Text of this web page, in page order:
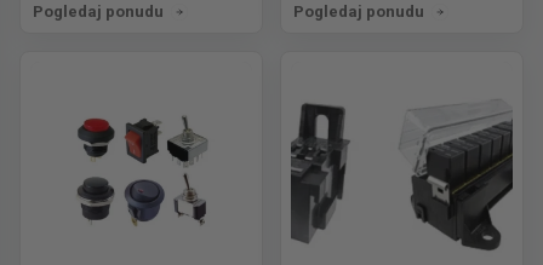
Pogledaj ponudu Pogledaj ponudu